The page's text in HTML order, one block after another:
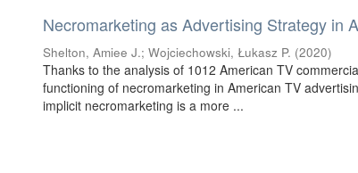
Necromarketing as Advertising Strategy in
Shelton, Amiee J.;Wojciechowski, Łukasz P. (2020)
Thanks to the analysis of 1012 American TV
functioning of necromarketing in American TV
implicit necromarketing is a more ...